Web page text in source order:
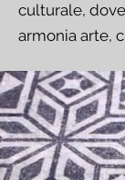
culturale,
armonia arte,